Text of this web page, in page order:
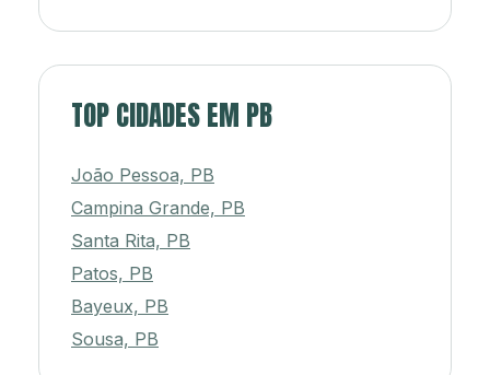
TOP CIDADES EM PB
João Pessoa, PB
Campina Grande, PB
Santa Rita, PB
Patos, PB
Bayeux, PB
Sousa, PB